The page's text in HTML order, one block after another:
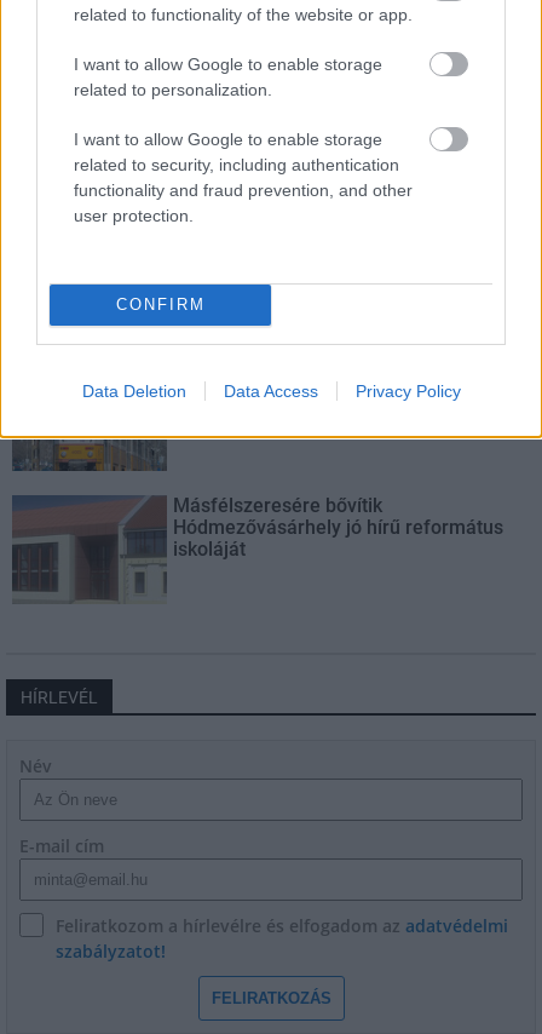
related to functionality of the website or app.
I want to allow Google to enable storage
related to personalization.
I want to allow Google to enable storage
related to security, including authentication
functionality and fraud prevention, and other
user protection.
CONFIRM
Data Deletion Data Access Privacy Policy
klímatudatos gondolkodás és a helyi identitás erősítése kerül a
mesél – megújul a tatai Angolkert
csomópont épül Angyalföldön
Másfélszeresére bővítik
Hódmezővásárhely jó hírű református
iskoláját
HÍRLEVÉL
Név
E-mail cím
Feliratkozom a hírlevélre és elfogadom az adatvédelmi
szabályzatot!
FELIRATKOZÁS